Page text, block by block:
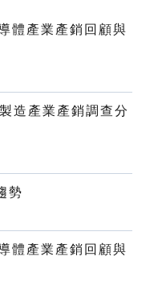
體產業產銷回顧與
造產業產銷調查分
勢
體產業產銷回顧與